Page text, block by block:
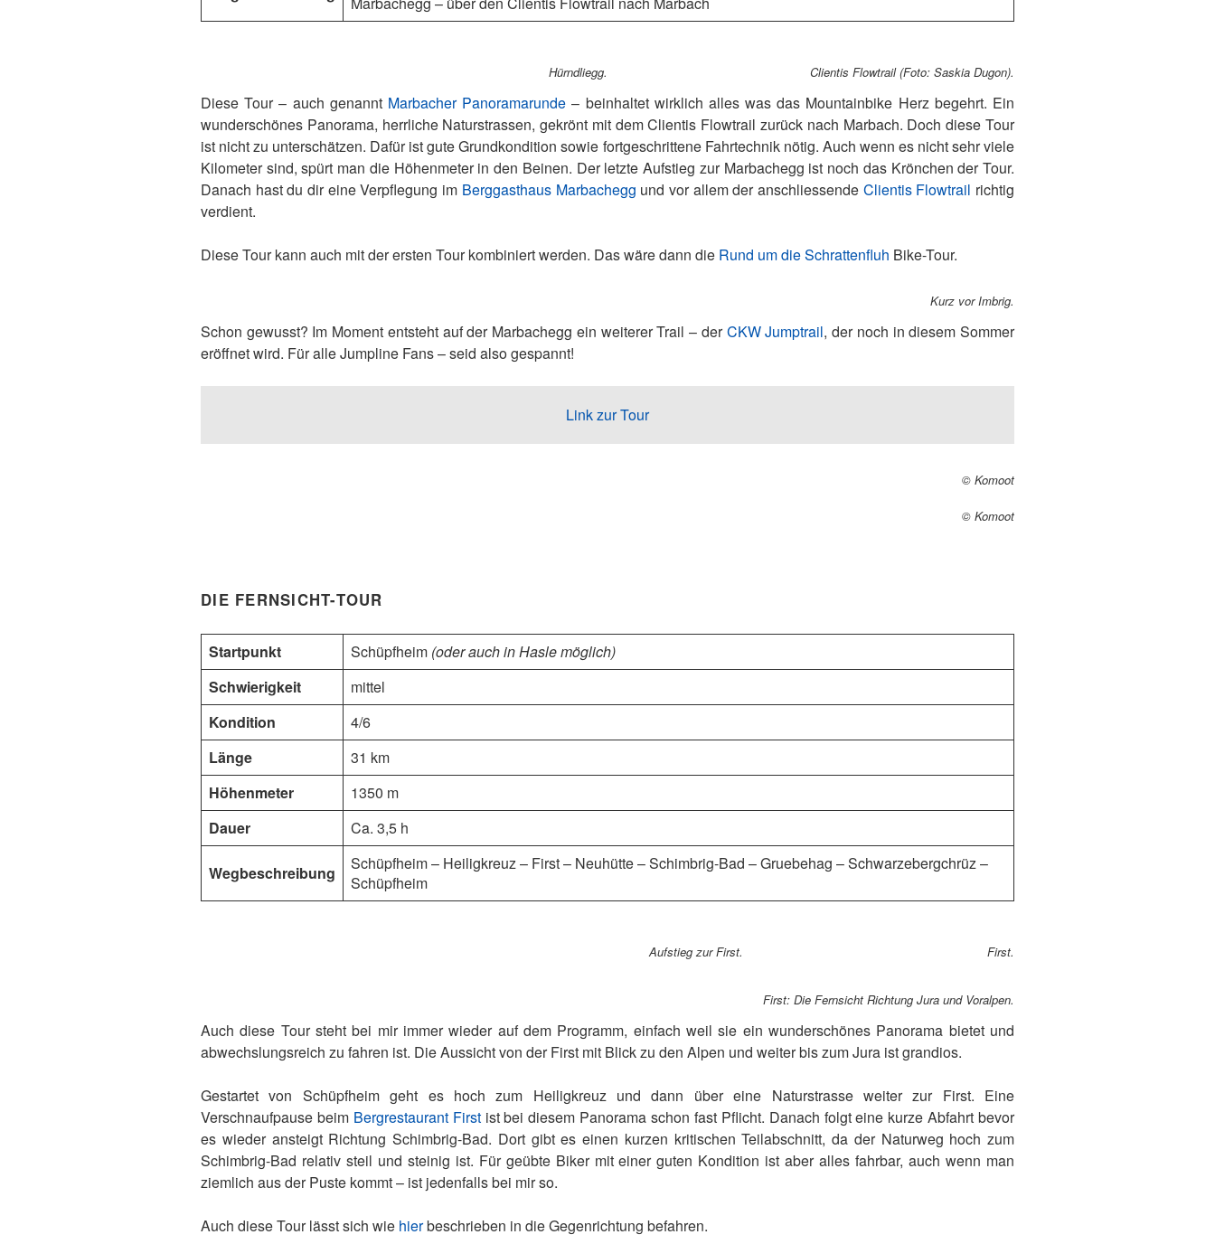
Hürndliegg. Clientis Flowtrail (Foto: Saskia Dugon).
Diese Tour – auch genannt Marbacher Panoramarunde – beinhaltet wirklich alles was das Mountainbike Herz begehrt. Ein
wunderschönes Panorama, herrliche Naturstrassen, gekrönt mit dem Clientis Flowtrail zurück nach Marbach. Doch diese Tour
ist nicht zu unterschätzen. Dafür ist gute Grundkondition sowie fortgeschrittene Fahrtechnik nötig. Auch wenn es nicht sehr viele
Kilometer sind, spürt man die Höhenmeter in den Beinen. Der letzte Aufstieg zur Marbachegg ist noch das Krönchen der Tour.
Danach hast du dir eine Verpflegung im Berggasthaus Marbachegg und vor allem der anschliessende Clientis Flowtrail richtig
verdient.
Diese Tour kann auch mit der ersten Tour kombiniert werden. Das wäre dann die Rund um die Schrattenfluh Bike-Tour.
Kurz vor Imbrig.
Schon gewusst? Im Moment entsteht auf der Marbachegg ein weiterer Trail – derCKW Jumptrail, der noch in diesem Sommer
eröffnet wird. Für alle Jumpline Fans – seid also gespannt!
Link zur Tour
© Komoot
© Komoot
DIE FERNSICHT-TOUR
Startpunkt Schüpfheim (oder auch in Hasle möglich)
Schwierigkeit
mittel
Kondition
4/6
Länge
31 km
Höhenmeter
1350 m
Dauer
Ca. 3,5 h
Wegbeschreibung
Schüpfheim – Heiligkreuz – First – Neuhütte – Schimbrig-Bad – Gruebehag – Schwarzebergchrüz –
Schüpfheim
Aufstieg zur First. First.
First: Die Fernsicht Richtung Jura und Voralpen.
Auch diese Tour steht bei mir immer wieder auf dem Programm, einfach weil sie ein wunderschönes Panorama bietet und
abwechslungsreich zu fahren ist. Die Aussicht von der First mit Blick zu den Alpen und weiter bis zum Jura ist grandios.
Gestartet von Schüpfheim geht es hoch zum Heiligkreuz und dann über eine Naturstrasse weiter zur First. Eine
Verschnaufpause beim Bergrestaurant Firstist bei diesem Panorama schon fast Pflicht. Danach folgt eine kurze Abfahrt bevor
es wieder ansteigt Richtung Schimbrig-Bad. Dort gibt es einen kurzen kritischen Teilabschnitt, da der Naturweg hoch zum
Schimbrig-Bad relativ steil und steinig ist. Für geübte Biker mit einer guten Kondition ist aber alles fahrbar, auch wenn man
ziemlich aus der Puste kommt – ist jedenfalls bei mir so.
Auch diese Tour lässt sich wie hierbeschrieben in die Gegenrichtung befahren.